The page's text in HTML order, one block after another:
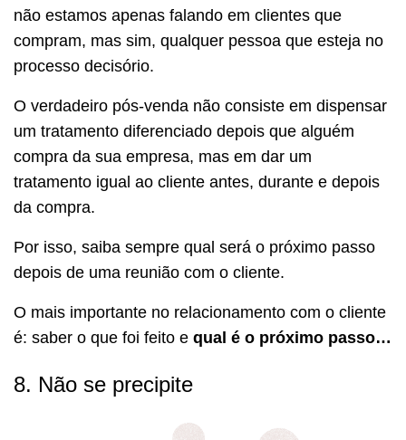
não estamos apenas falando em clientes que
compram, mas sim, qualquer pessoa que esteja no
processo decisório.
O verdadeiro pós-venda não consiste em dispensar
um tratamento diferenciado depois que alguém
compra da sua empresa, mas em dar um
tratamento igual ao cliente antes, durante e depois
da compra.
Por isso, saiba sempre qual será o próximo passo
depois de uma reunião com o cliente.
O mais importante no relacionamento com o cliente
é: saber o que foi feito e qual é o próximo passo…
8. Não se precipite